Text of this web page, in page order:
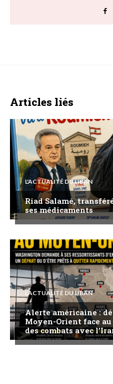
Articles liés
L'ACTUALITÉ DU LIBAN
Riad Salamé,
ses médicaments
L'ACTUALITÉ DU LIBAN
Alerte américaine :
Moyen-Orient face
des combats avec